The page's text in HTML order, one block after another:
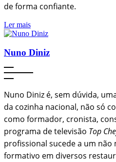
de forma confiante.
Ler mais
Nuno Diniz
Nuno Diniz é, sem dúvida,
da cozinha nacional, não só
como formador, cronista,
programa de televisão Top
profissional sucede a um
formativo em diversos